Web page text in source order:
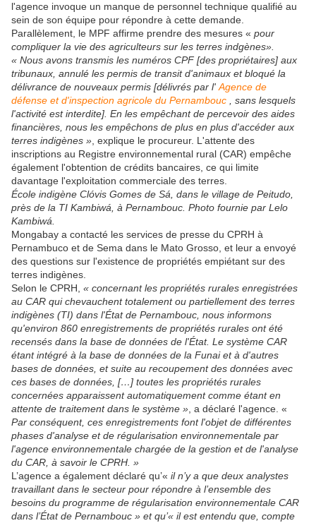
l'agence invoque un manque de personnel technique qualifié au
sein de son équipe pour répondre à cette demande.
Parallèlement, le MPF affirme prendre des mesures « pour
compliquer la vie des agriculteurs sur les terres indgènes».
« Nous avons transmis les numéros CPF [des propriétaires] aux
tribunaux, annulé les permis de transit d'animaux et bloqué la
délivrance de nouveaux permis [délivrés par l' Agence de
défense et d'inspection agricole du Pernambouc
, sans lesquels
l'activité est interdite]. En les empêchant de percevoir des aides
financières, nous les empêchons de plus en plus d'accéder aux
terres indigènes » , explique le procureur. L'attente des
inscriptions au Registre environnemental rural (CAR) empêche
également l'obtention de crédits bancaires, ce qui limite
davantage l'exploitation commerciale des terres.
École indigène Clóvis Gomes de Sá, dans le village de Peitudo,
près de la TI Kambiwá, à Pernambouc. Photo fournie par Lelo
Kambiwá.
Mongabay a contacté les services de presse du CPRH à
Pernambuco et de Sema dans le Mato Grosso, et leur a envoyé
des questions sur l'existence de propriétés empiétant sur des
terres indigènes.
Selon le CPRH, « concernant les propriétés rurales enregistrées
au CAR qui chevauchent totalement ou partiellement des terres
indigènes (TI) dans l'État de Pernambouc, nous informons
qu'environ 860 enregistrements de propriétés rurales ont été
recensés dans la base de données de l'État. Le système CAR
étant intégré à la base de données de la Funai et à d'autres
bases de données, et suite au recoupement des données avec
ces bases de données, […] toutes les propriétés rurales
concernées apparaissent automatiquement comme étant en
attente de traitement dans le système » , a déclaré l'agence. «
Par conséquent, ces enregistrements font l'objet de différentes
phases d'analyse et de régularisation environnementale par
l'agence environnementale chargée de la gestion et de l'analyse
du CAR, à savoir le CPRH. »
L’agence a également déclaré qu’« il n’y a que deux analystes
travaillant dans le secteur pour répondre à l’ensemble des
besoins du programme de régularisation environnementale CAR
dans l’État de Pernambouc » et qu’« il est entendu que, compte